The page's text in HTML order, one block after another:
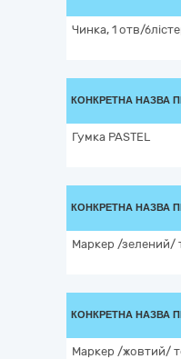
Чинка, 1 отв/
КОНКРЕТНА НАЗВА
Гумка PASTEL
КОНКРЕТНА НАЗВА
Маркер /зелений/
КОНКРЕТНА НАЗВА
Маркер /жовтий/